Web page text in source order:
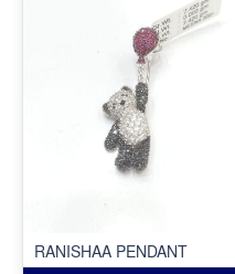
RANISHAA PENDANT